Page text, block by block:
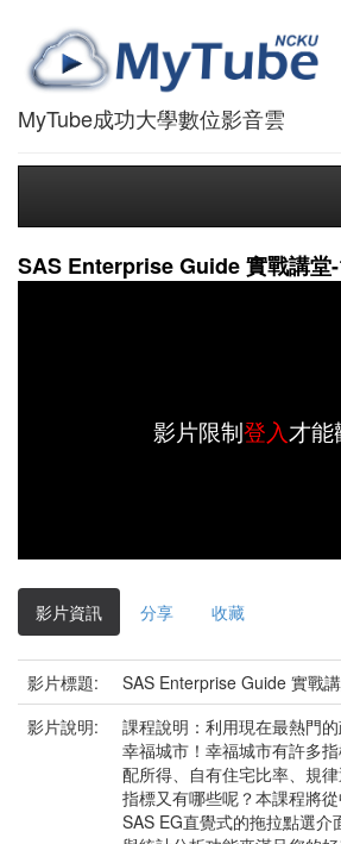
MyTube成功大學數位影音雲
SAS Enterprise Guide 實戰講堂
影片限制登入才能
影片資訊 分享 收藏
影片標題:
SAS Enterprise Guide 實戰
影片說明:
課程說明：利用現在最熱門
幸福城市！幸福城市有許多
配所得、自有住宅比率、規
指標又有哪些呢？本課程將
SAS EG直覺式的拖拉點選介